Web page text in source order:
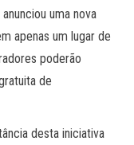
uma nova
apenas um lugar de
poderão
de
desta iniciativa